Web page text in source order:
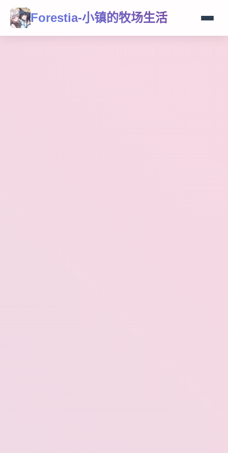
Forestia-小镇的牧场生活